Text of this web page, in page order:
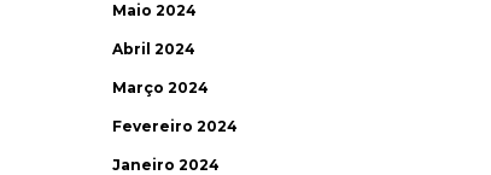
Maio 2024
Abril 2024
Março 2024
Fevereiro 2024
Janeiro 2024